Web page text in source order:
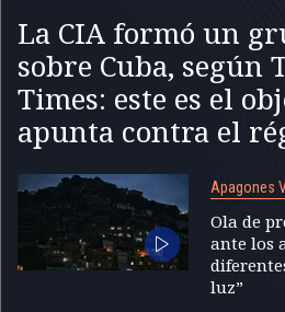
La CIA formó un
sobre Cuba, según
Times: este es el
apunta contra el
Apagones
Ola de
ante los
luz”